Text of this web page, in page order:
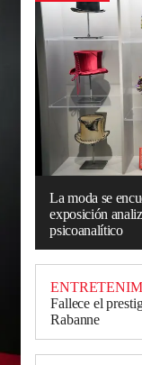
La moda se
exposición
psicoanalítico
Fallece el
Rabanne